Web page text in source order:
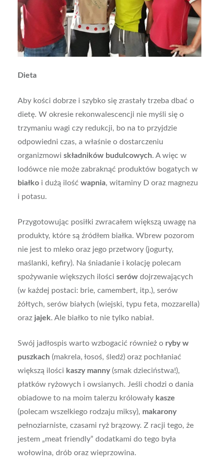
Dieta
Aby kości dobrze i szybko się zrastały trzeba dbać o
dietę. W okresie rekonwalescencji nie myśli się o
trzymaniu wagi czy redukcji, bo na to przyjdzie
odpowiedni czas, a właśnie o dostarczeniu
organizmowi składników budulcowych. A więc w
lodówce nie może zabraknąć produktów bogatych w
białkoi dużą ilość wapnia, witaminy D oraz magnezu
i potasu.
Przygotowując posiłki zwracałem większą uwagę na
produkty, które są źródłem białka. Wbrew pozorom
nie jest to mleko oraz jego przetwory (jogurty,
maślanki, kefiry). Na śniadanie i kolację polecam
spożywanie większych ilości serów dojrzewających
(w każdej postaci: brie, camembert, itp.), serów
żółtych, serów białych (wiejski, typu feta, mozzarella)
oraz jajek. Ale białko to nie tylko nabiał.
Swój jadłospis warto wzbogacić również o ryby w
puszkach (makrela, łosoś, śledź) oraz pochłaniać
większą ilości kaszy manny(smak dzieciństwa!),
płatków ryżowych i owsianych. Jeśli chodzi o dania
obiadowe to na moim talerzu królowały kasze
(polecam wszelkiego rodzaju miksy), makarony
pełnoziarniste, czasami ryż brązowy. Z racji tego, że
jestem „meat friendly” dodatkami do tego była
wołowina, drób oraz wieprzowina.